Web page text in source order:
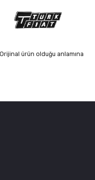
ürün olduğu anlamına